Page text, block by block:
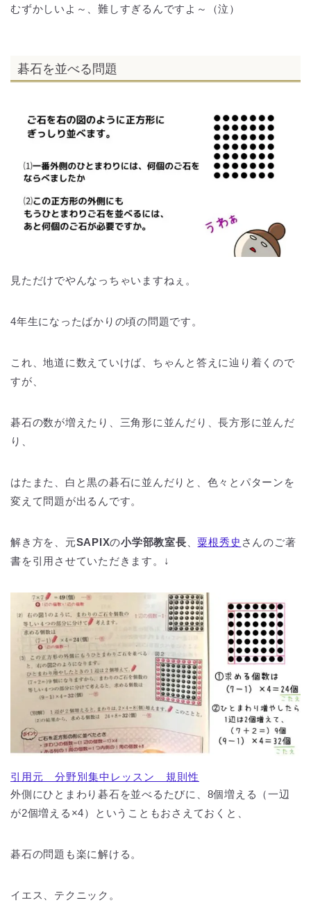
むずかしいよ～、難しすぎるんですよ～（泣）
碁石を並べる問題
見ただけでやんなっちゃいますねぇ。
4年生になったばかりの頃の問題です。
これ、地道に数えていけば、ちゃんと答えに辿り着くので
すが、
碁石の数が増えたり、三角形に並んだり、長方形に並んだ
り、
はたまた、白と黒の碁石に並んだりと、色々とパターンを
変えて問題が出るんです。
解き方を、元SAPIXの小学部教室長 、粟根秀史 さんのご著
書を引用させていただきます。↓
引用元 分野別集中レッスン 規則性
外側にひとまわり碁石を並べるたびに、8個増える（一辺
が2個増える×4）ということもおさえておくと、
碁石の問題も楽に解ける。
イエス、テクニック。